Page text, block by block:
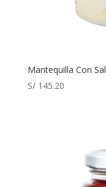
Mantequilla Con
S/145.20